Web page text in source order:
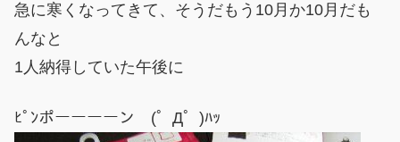
急に寒くなってきて、そうだもう10月か10月だも
んなと
1人納得していた午後に
ﾋﾟﾝポーーーーン (゜Д゜)ﾊｯ